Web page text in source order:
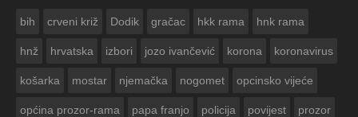
bih crveni križ Dodik gračac hkk rama hnk rama
hnž hrvatska izbori jozo ivančević korona koronavirus
košarka mostar njemačka nogomet opcinsko vijeće
općina prozor-rama papa franjo policija povijest prozor